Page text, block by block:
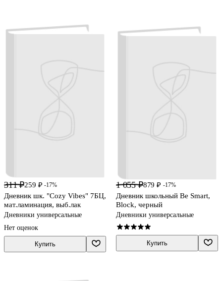
311 ₽259 ₽ -17%
Дневник шк. "Cozy Vibes" 7БЦ,
мат.ламинация, выб.лак
Дневники универсальные
Нет оценок
Купить
1 055 ₽879 ₽ -17%
Дневник школьный Be Smart,
Block, черный
Дневники универсальные
Купить